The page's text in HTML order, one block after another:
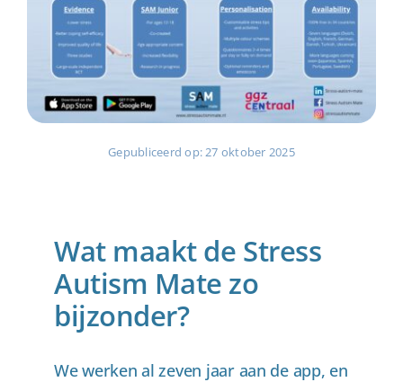
Gepubliceerd op: 27 oktober 2025
Wat maakt de Stress
Autism Mate zo
bijzonder?
We werken al zeven jaar aan de app, en